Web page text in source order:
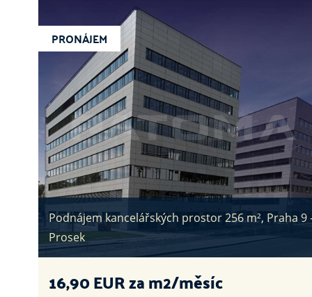
Podnájem kancelářských prostor 256 m², Praha 9
Prosek
PRONÁJEM
16,90EUR za m2/měsíc